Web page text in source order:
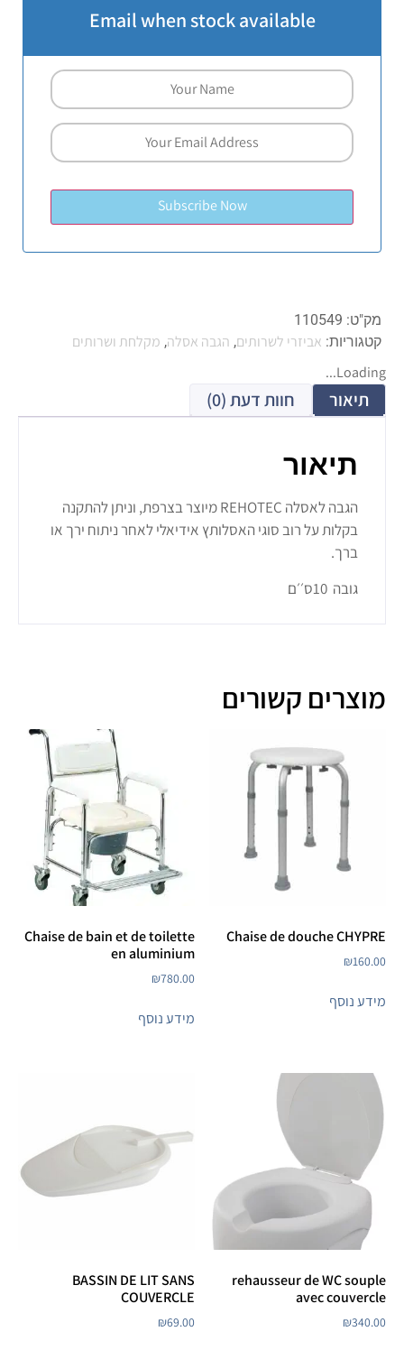
Email when stock available
מק"ט: 110549
קטגוריות: אביזרי לשרותים, הגבה אסלה, מקלחת ושרותים
Loading...
תיאור חוות דעת (0)
תיאור
הגבה לאסלה REHOTEC מיוצר בצרפת, וניתן להתקנה
בקלות על רוב סוגי האסלותץ אידיאלי לאחר ניתוח ירך או
ברך.
גובה 10ס׳׳ם
מוצרים קשורים
Chaise de douche CHYPRE
₪160.00
מידע נוסף
Chaise de bain et de toilette
en aluminium
₪780.00
מידע נוסף
rehausseur de WC souple
avec couvercle
₪340.00
BASSIN DE LIT SANS
COUVERCLE
₪69.00